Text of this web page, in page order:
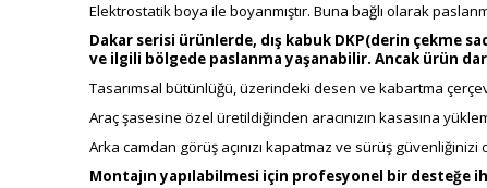
Elektrostatik boya ile boyanmıştır. Buna bağlı olarak
Dakar serisi ürünlerde, dış kabuk DKP(derin çekme
ve ilgili bölgede paslanma yaşanabilir. Ancak ürün
Tasarımsal bütünlüğü, üzerindeki desen ve kabartma
Araç şasesine özel üretildiğinden aracınızın kasasına
Arka camdan görüş açınızı kapatmaz ve sürüş
Montajın yapılabilmesi için profesyonel bir desteğe